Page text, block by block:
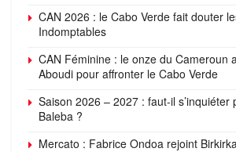
CAN 2026 : le Cabo Verde fait douter
Indomptables
CAN Féminine : le onze du Cameroun
Aboudi pour affronter le Cabo Verde
Saison 2026 – 2027 : faut-il s’inquiéter
Baleba ?
Mercato : Fabrice Ondoa rejoint